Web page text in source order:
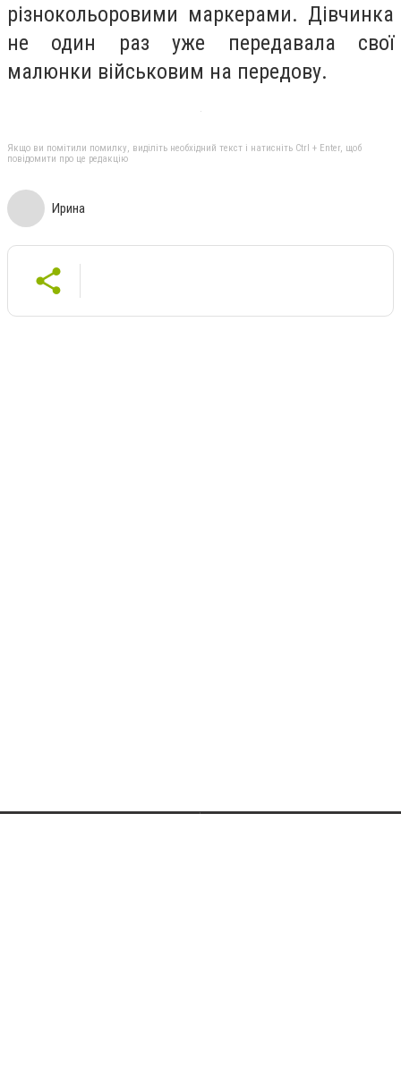
різнокольоровими маркерами. Дівчинка
не один раз уже передавала свої
малюнки військовим на передову.
Якщо ви помітили помилку, виділіть необхідний текст і натисніть Ctrl + Enter, щоб
повідомити про це редакцію
Ирина